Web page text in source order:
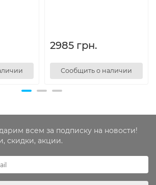
2985 грн.
Сообщить о наличии
всем за подписку на новости!
скидки, акции.